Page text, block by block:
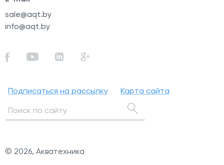
sale@aqt.by
info@aqt.by
Подписаться на рассылку Карта сайта
© 2026, Акватехника